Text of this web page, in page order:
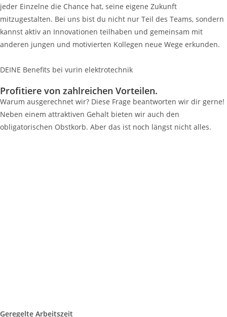
jeder Einzelne die Chance hat, seine eigene Zukunft
mitzugestalten. Bei uns bist du nicht nur Teil des Teams, sondern
kannst aktiv an Innovationen teilhaben und gemeinsam mit
anderen jungen und motivierten Kollegen neue Wege erkunden.
DEINE Benefits bei vurin elektrotechnik
Profitiere von zahlreichen Vorteilen.
Warum ausgerechnet wir? Diese Frage beantworten wir dir gerne!
Neben einem attraktiven Gehalt bieten wir auch den
obligatorischen Obstkorb. Aber das ist noch längst nicht alles.
Geregelte Arbeitszeit